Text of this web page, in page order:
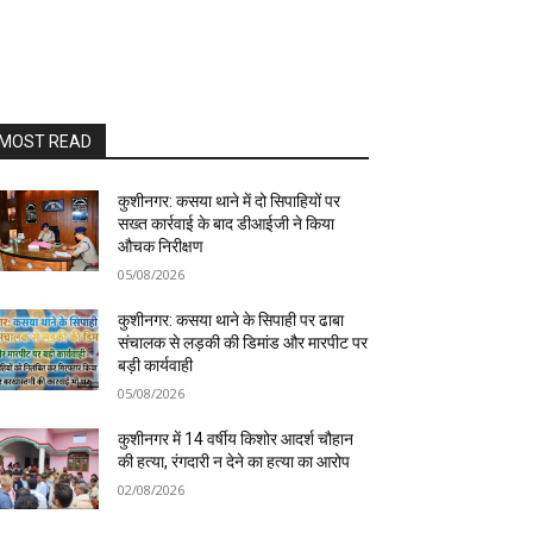
READ
कुशीनगर: कसया थाने में दो सिपाहियों पर
सख्त कार्रवाई के बाद डीआईजी ने किया
औचक निरीक्षण
05/08/2026
कुशीनगर: कसया थाने के सिपाही पर ढाबा
संचालक से लड़की की डिमांड और मारपीट पर
बड़ी कार्यवाही
05/08/2026
कुशीनगर में 14 वर्षीय किशोर आदर्श चौहान
की हत्या, रंगदारी न देने का हत्या का आरोप
02/08/2026